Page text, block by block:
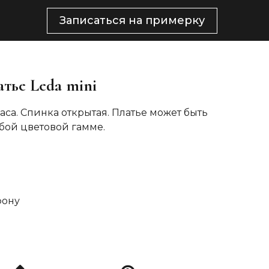
Записаться на примерку
Leda mini
Спинка открытая. Платье может быть
цветовой гамме.